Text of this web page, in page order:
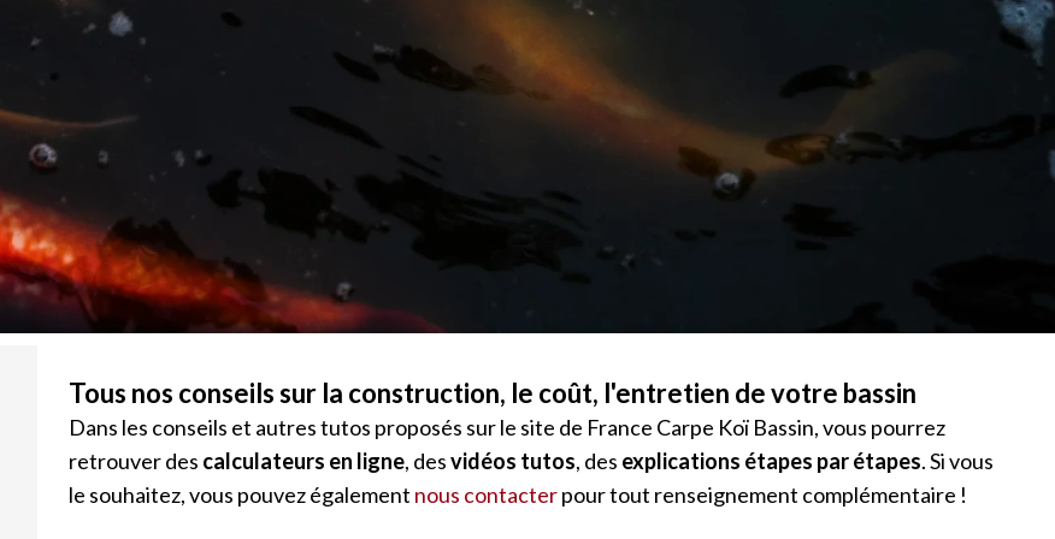
Tous nos conseils sur la construction, le coût, l'entretien de votre bassin
Dans les conseils et autres tutos proposés sur le site de France Carpe Koï Bassin, vous pourrez
retrouver des calculateurs en ligne, desvidéos tutos, des explications étapes par étapes. Si vous
le souhaitez, vous pouvez également nous contacterpour tout renseignement complémentaire !